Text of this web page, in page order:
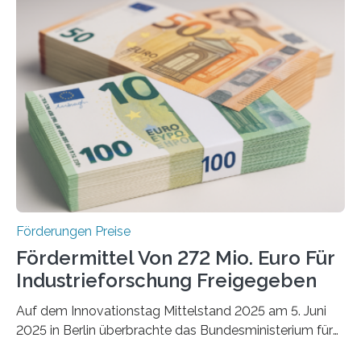
Förderungen Preise
Fördermittel Von 272 Mio. Euro Für
Industrieforschung Freigegeben
Auf dem Innovationstag Mittelstand 2025 am 5. Juni
2025 in Berlin überbrachte das Bundesministerium für